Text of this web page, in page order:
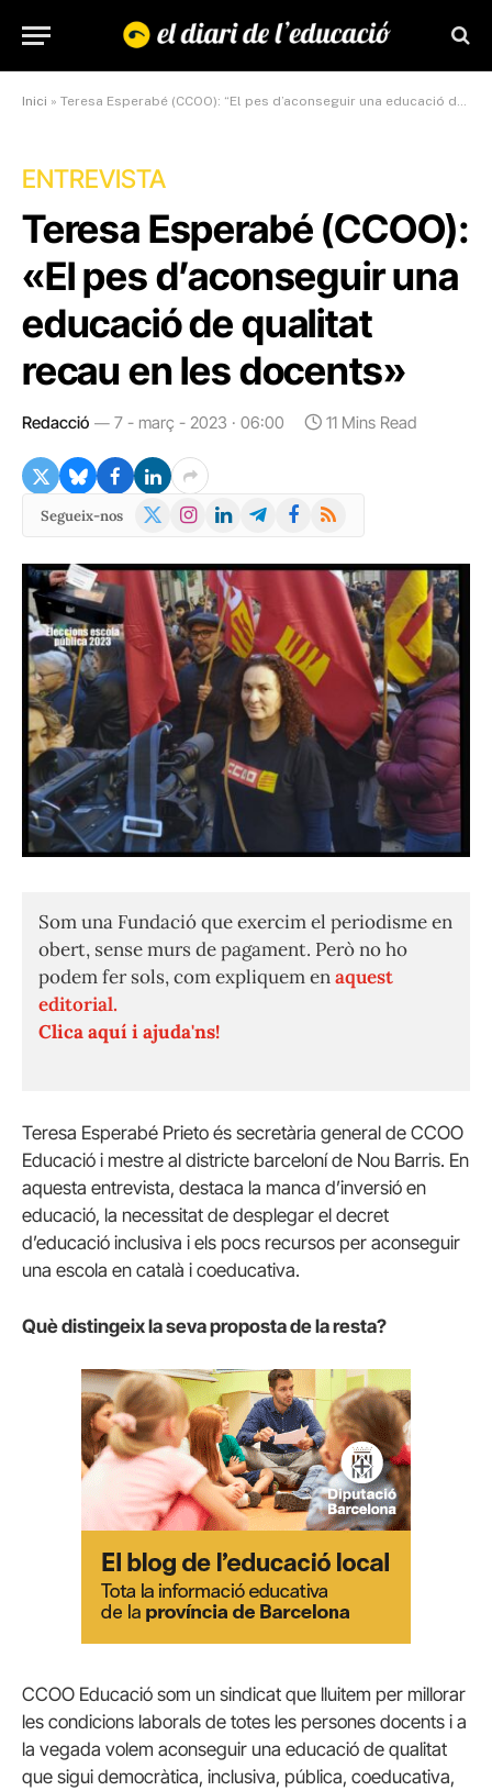
Inici » Teresa Esperabé (CCOO): “El pes d’aconseguir una educació de qualitat recau en les docents”
ENTREVISTA
Teresa Esperabé (CCOO):
«El pes d’aconseguir una
educació de qualitat
recau en les docents»
Redacció 7 - març - 2023 · 06:00 11 Mins Read
Segueix-nos
X
Instagram
LinkedInTelegramFacebook
RSS
Som una Fundació que exercim el periodisme en
obert, sense murs de pagament. Però no ho
podem fer sols, com expliquem enaquest
editorial.
Clica aquí i ajuda'ns!
Teresa Esperabé Prieto és secretària general de CCOO
Educació i mestre al districte barceloní de Nou Barris. En
aquesta entrevista, destaca la manca d’inversió en
educació, la necessitat de desplegar el decret
d’educació inclusiva i els pocs recursos per aconseguir
una escola en català i coeducativa.
Què distingeix la seva proposta de la resta?
CCOO Educació som un sindicat que lluitem per millorar
les condicions laborals de totes les persones docents i a
la vegada volem aconseguir una educació de qualitat
que sigui democràtica, inclusiva, pública, coeducativa,